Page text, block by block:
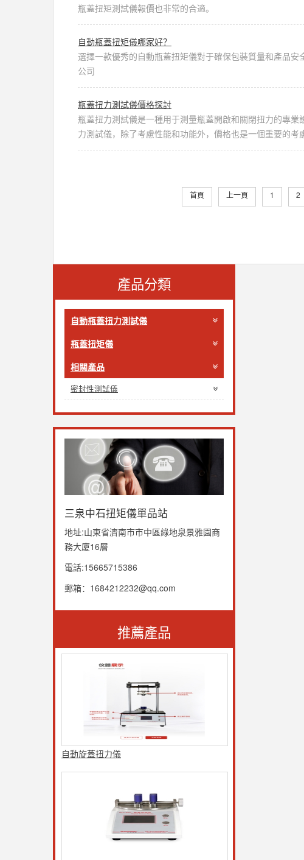
瓶蓋扭矩測試儀報價也非常的合適。
自動瓶蓋扭矩儀哪家好？
選擇一款優秀的自動瓶蓋扭矩儀對于確保包裝質量和產品
公司
瓶蓋扭力測試儀價格探討
瓶蓋扭力測試儀是一種用于測量瓶蓋開啟和關閉扭力的專
力測試儀，除了考慮性能和功能外，價格也是一個重要的考
首頁 上一頁 1 2
產品分類
自動瓶蓋扭力測試儀
瓶蓋扭矩儀
相關產品
密封性測試儀
三泉中石扭矩儀單品站
地址:山東省濟南市市中區綠地泉景雅園商
務大廈16層
電話:15665715386
郵箱：1684212232@qq.com
推薦產品
自動旋蓋扭力儀